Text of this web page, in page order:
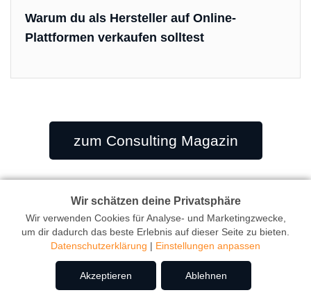
Warum du als Hersteller auf Online-
Plattformen verkaufen solltest
zum Consulting Magazin
Consulting
E-Commerce Manager
Outsourcing
SEO
SEO Boost
SEO Check
Wir schätzen deine Privatsphäre
Wir verwenden Cookies für Analyse- und Marketingzwecke,
um dir dadurch das beste Erlebnis auf dieser Seite zu bieten.
Datenschutzerklärung | Einstellungen anpassen
Akzeptieren Ablehnen